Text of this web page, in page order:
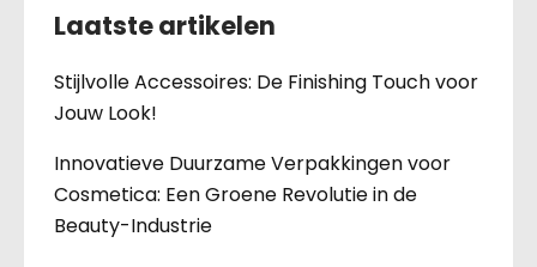
Laatste artikelen
Stijlvolle Accessoires: De Finishing Touch voor
Jouw Look!
Innovatieve Duurzame Verpakkingen voor
Cosmetica: Een Groene Revolutie in de
Beauty-Industrie